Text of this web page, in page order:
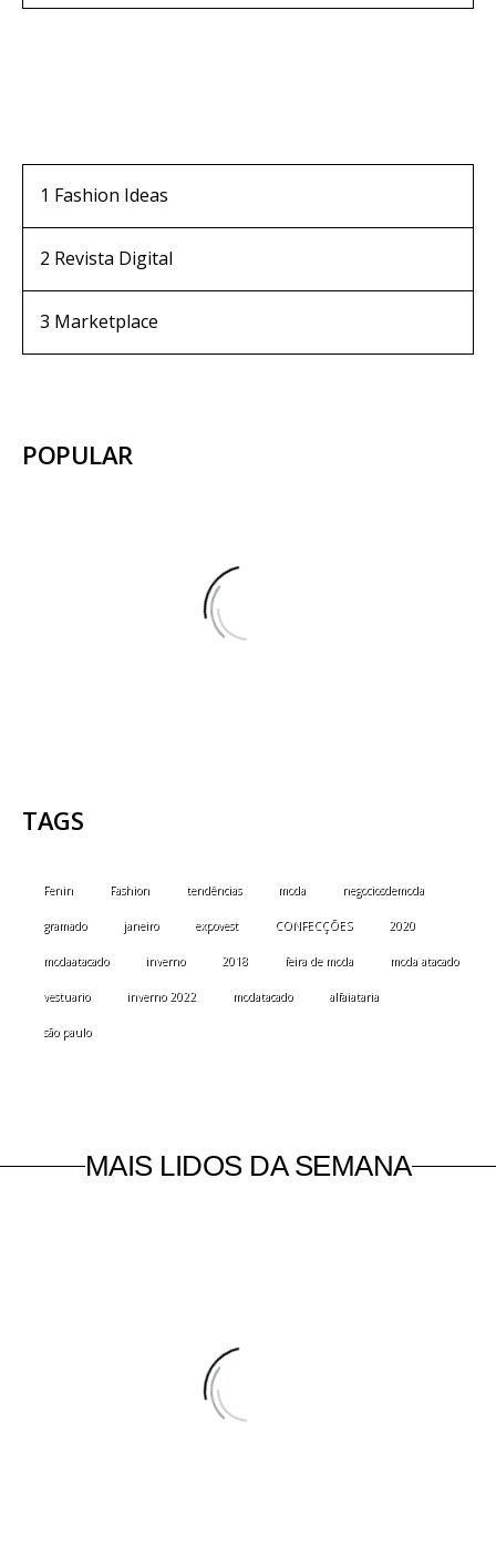
1 Fashion Ideas
2 Revista Digital
3 Marketplace
POPULAR
TAGS
Fenin Fashion tendências moda negociosdemoda
gramado janeiro expovest CONFECÇÕES 2020
modaatacado inverno 2018 feira de moda moda atacado
vestuario inverno 2022 modatacado alfaiataria
são paulo
MAIS LIDOS DA SEMANA